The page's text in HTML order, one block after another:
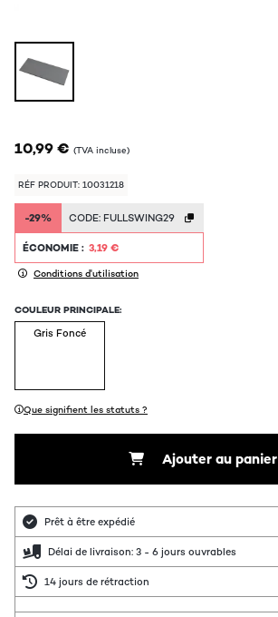
10,99 € (TVA incluse)
RÉF PRODUIT: 10031218
-29% CODE: FULLSWING29
ÉCONOMIE : 3,19 €
Conditions d'utilisation
COULEUR PRINCIPALE:
Gris Foncé
Que signifient les statuts ?
Ajouter au panier
Prêt à être expédié
Délai de livraison: 3 - 6 jours ouvrables
14 jours de rétraction